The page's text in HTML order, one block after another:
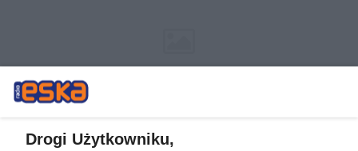
Drogi Użytkowniku,